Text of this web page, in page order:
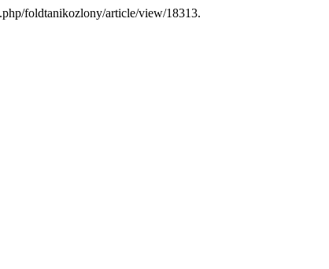
foldtanikozlony/article/view/18313.